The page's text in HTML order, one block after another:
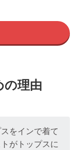
理由
をインで着て
がトップスに